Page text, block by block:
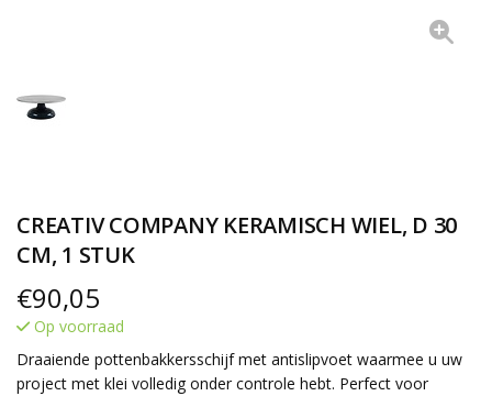
CREATIV COMPANY KERAMISCH WIEL, D 30
CM, 1 STUK
€90,05
Op voorraad
Draaiende pottenbakkersschijf met antislipvoet waarmee u uw
project met klei volledig onder controle hebt. Perfect voor